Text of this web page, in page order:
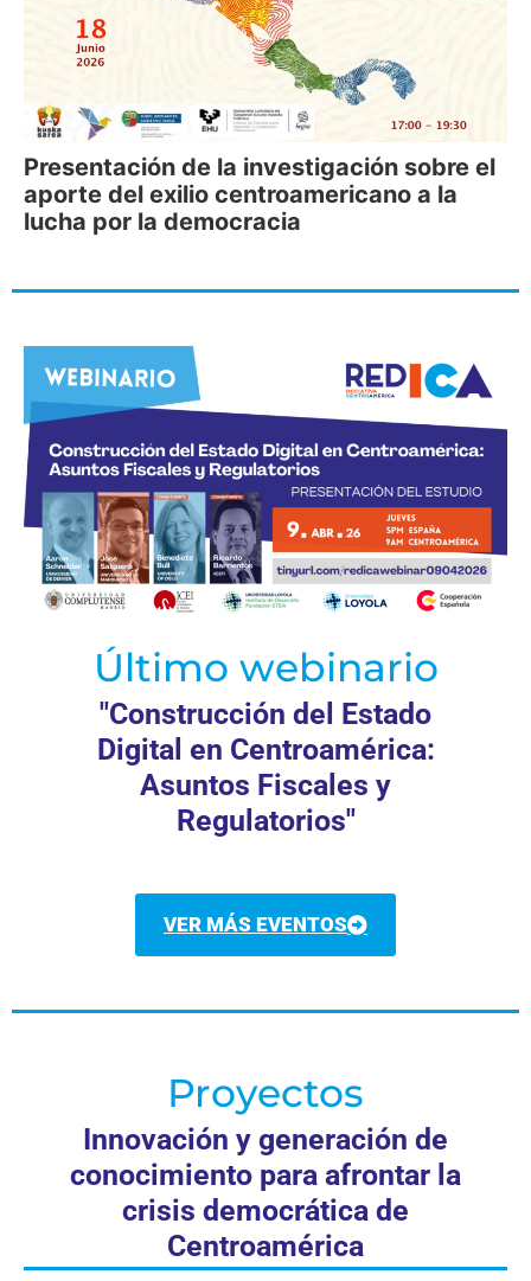
Presentación de la investigación sobre el
aporte del exilio centroamericano a la
lucha por la democracia
Último webinario
"Construcción del Estado
Digital en Centroamérica:
Asuntos Fiscales y
Regulatorios"
VER MÁS EVENTOS
Proyectos
Innovación y generación de
conocimiento para afrontar la
crisis democrática de
Centroamérica